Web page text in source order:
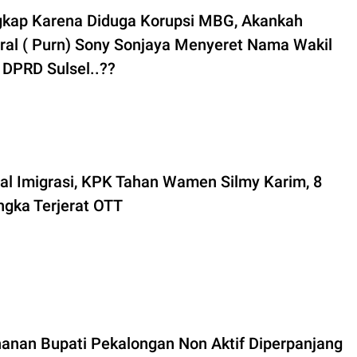
Karena Diduga Korupsi MBG, Akankah
( Purn) Sony Sonjaya Menyeret Nama Wakil
Sulsel..??
Imigrasi, KPK Tahan Wamen Silmy Karim, 8
Terjerat OTT
Bupati Pekalongan Non Aktif Diperpanjang